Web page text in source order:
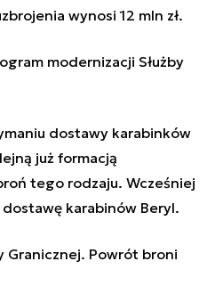
wynosi 12 mln zł.
modernizacji Służby
dostawy karabinków
już formacją
tego rodzaju. Wcześniej
dostawę karabinów Beryl.
Granicznej. Powrót broni